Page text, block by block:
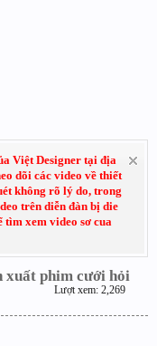
Việt Designer tại địa
dõi các video về thiết
không rõ lý do, trong
trên diễn đàn bị die
tìm xem video sơ cua
xuất phim cưới hỏi
Lượt xem: 2,269